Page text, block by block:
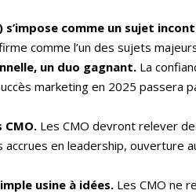
comme un sujet
comme l’un des sujets
un duo gagnant. La
marketing en 2025 passera
Les CMO devront relever
en leadership, ouverture
usine à idées. Les CMO ne